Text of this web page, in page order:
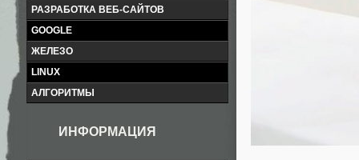
РАЗРАБОТКА ВЕБ-САЙТОВ
GOOGLE
ЖЕЛЕЗО
LINUX
АЛГОРИТМЫ
ИНФОРМАЦИЯ